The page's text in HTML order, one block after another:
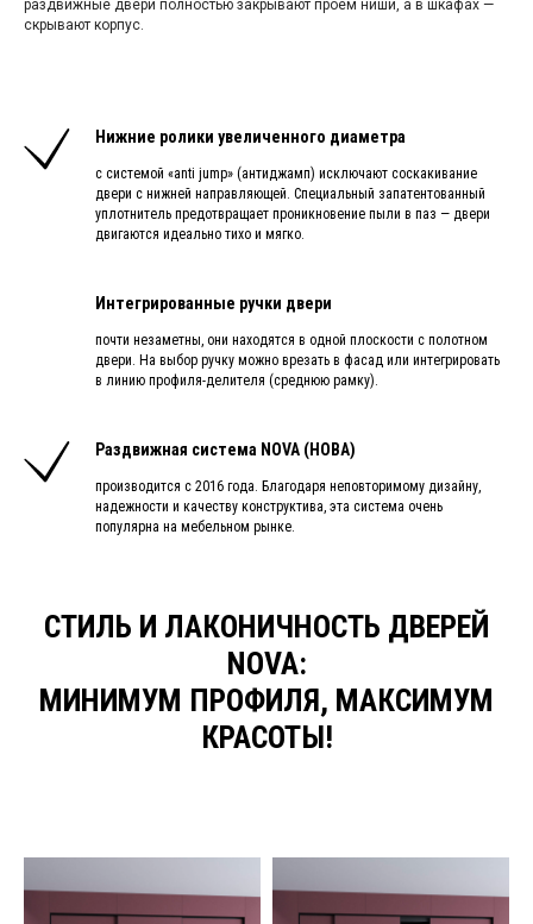
раздвижные двери полностью закрывают проем ниши, а в шкафах —
скрывают корпус.
Нижние ролики увеличенного диаметра
с системой «anti jump» (антиджамп) исключают соскакивание
двери с нижней направляющей. Специальный запатентованный
уплотнитель предотвращает проникновение пыли в паз — двери
двигаются идеально тихо и мягко.
Интегрированные ручки двери
почти незаметны, они находятся в одной плоскости с полотном
двери. На выбор ручку можно врезать в фасад или интегрировать
в линию профиля-делителя (среднюю рамку).
Раздвижная система NOVA (НОВА)
производится с 2016 года. Благодаря неповторимому дизайну,
надежности и качеству конструктива, эта система очень
популярна на мебельном рынке.
СТИЛЬ И ЛАКОНИЧНОСТЬ ДВЕРЕЙ
NOVA:
МИНИМУМ ПРОФИЛЯ, МАКСИМУМ
КРАСОТЫ!